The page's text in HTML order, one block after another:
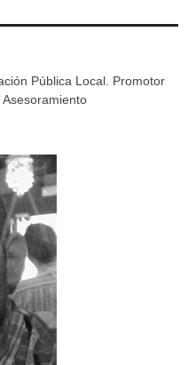
Pública Local. Promotor